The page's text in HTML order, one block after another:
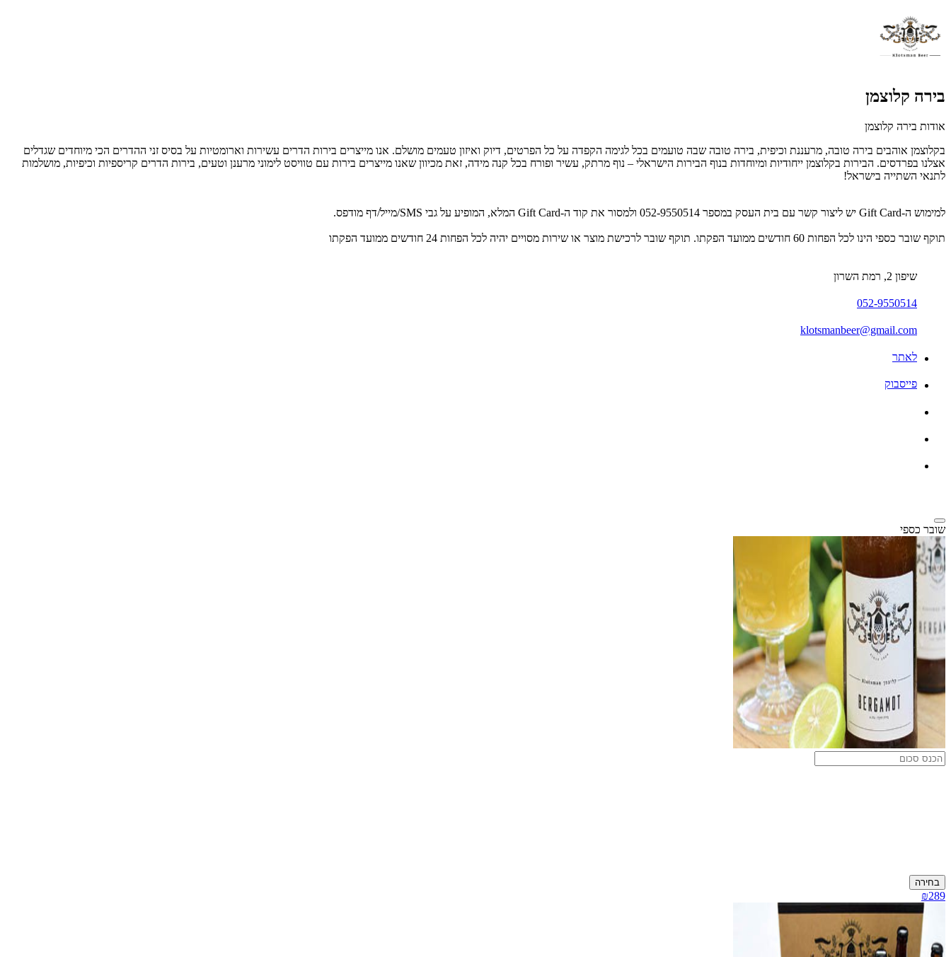
בירה קלוצמן
אודות בירה קלוצמן
בקלוצמן אוהבים בירה טובה, מרעננת וכיפית, בירה טובה שבה טועמים בכל לגימה הקפדה על כל הפרטים, דיוק ואיזון טעמים מושלם. אנו מייצרים בירות הדרים עשירות וארומטיות על בסיס זני ההדרים הכי מיוחדים שגדלים
אצלנו בפרדסים. הבירות בקלוצמן ייחודיות ומיוחדות בנוף הבירות הישראלי – נוף מרתק, עשיר ופורח בכל קנה מידה, זאת מכיוון שאנו מייצרים בירות עם טוויסט לימוני מרענן וטעים, בירות הדרים קריספיות וכיפיות, מושלמות
לתנאי השתייה בישראל!
למימוש ה-Gift Card יש ליצור קשר עם בית העסק במספר 052-9550514 ולמסור את קוד ה-Gift Card המלא, המופיע על גבי SMS/מייל/דף מודפס.
תוקף שובר כספי הינו לכל הפחות 60 חודשים ממועד הפקתו. תוקף שובר לרכישת מוצר או שירות מסויים יהיה לכל הפחות 24 חודשים ממועד הפקתו
שיפון 2, רמת השרון
052-9550514
klotsmanbeer@gmail.com
לאתר
פייסבוק
שובר כספי
בחירה
₪289